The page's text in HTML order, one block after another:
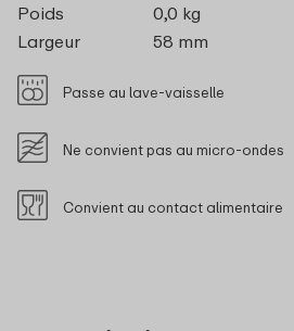
Poids
0,0 kg
Largeur
58 mm
Passe au lave-vaisselle
Ne convient pas au micro-ondes
Convient au contact alimentaire